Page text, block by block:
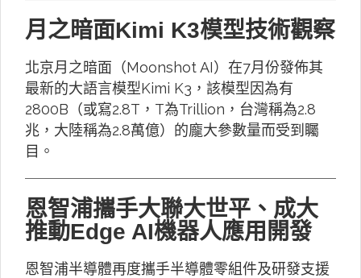
月之暗面Kimi K3模型技術觀察
北京月之暗面（Moonshot AI）在7月份發佈其
最新的大語言模型Kimi K3，該模型因為有
2800B（或寫2.8T，T為Trillion，台灣稱為2.8
兆，大陸稱為2.8萬億）的龐大參數量而受到矚
目。
恩智浦攜手大聯大世平、成大
推動Edge AI機器人應用開發
恩智浦半導體再度攜手半導體零組件及研發支援